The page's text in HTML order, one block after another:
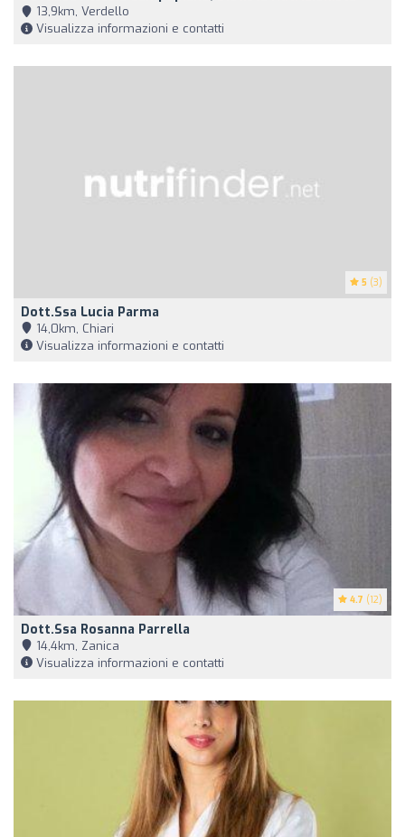
13,9km, Verdello
Visualizza informazioni e contatti
5 (3)
Dott.ssa Lucia Parma
14,0km, Chiari
Visualizza informazioni e contatti
4.7 (12)
Dott.ssa Rosanna Parrella
14,4km, Zanica
Visualizza informazioni e contatti